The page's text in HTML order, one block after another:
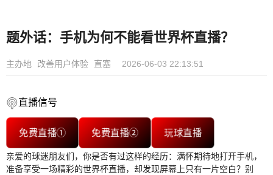
题外话：手机为何不能看世界杯直播？
主办地 改善用户体验 直塞 2026-06-03 22:13:51
直播信号
免费直播① 免费直播② 玩球直播
亲爱的球迷朋友们，你是否有过这样的经历：满怀期待地打开手机，
准备享受一场精彩的世界杯直播，却发现屏幕上只有一片空白？别